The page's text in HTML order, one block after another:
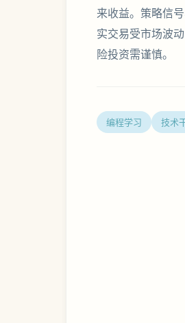
来收益。策略信
实交易受市场波
险投资需谨慎。
编程学习 技术